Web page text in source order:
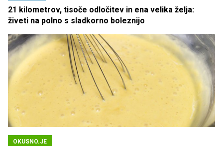
21 kilometrov, tisoče odločitev in ena velika želja:
živeti na polno s sladkorno boleznijo
OKUSNO.JE